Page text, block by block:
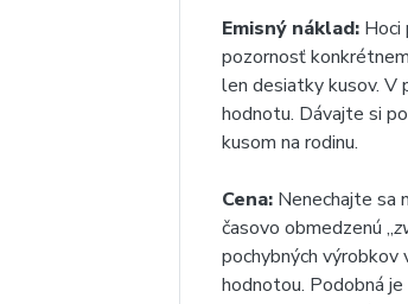
Emisný náklad: Hoci
pozornosť
len desiatky kusov. V
hodnotu. Dávajte si
kusom na rodinu.
Cena: Nenechajte sa
časovo obmedzenú „
pochybných výrobkov
hodnotou. Podobná